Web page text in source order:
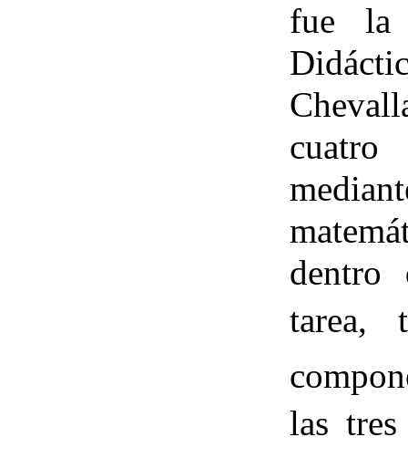
fue la
cuatro
dentro
tarea,
las tres